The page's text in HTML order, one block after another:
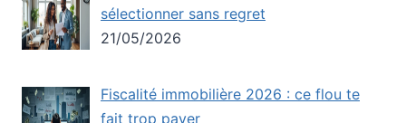
sélectionner sans regret
21/05/2026
Fiscalité immobilière 2026 : ce flou te
fait trop payer